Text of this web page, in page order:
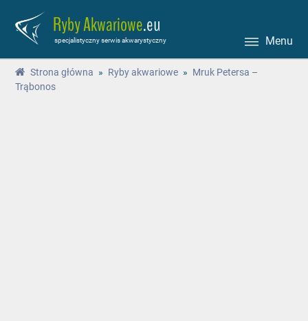
Ryby Akwariowe.eu
specjalistyczny serwis akwarystyczny Menu
Strona główna » Ryby akwariowe » Mruk Petersa –
Trąbonos